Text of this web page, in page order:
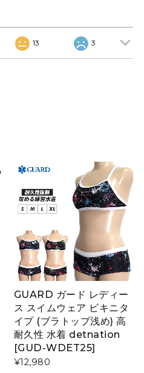
13 3
GUARD ガード レディー
ス スイムウェア ビキニタ
イプ (ブラトップ浅め) 高
耐久性 水着 detnation
[GUD-WDET25]
¥12,980